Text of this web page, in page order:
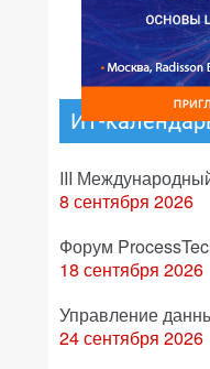
ИТ-
III
8 сентября 2026
Форум
18 сентября 2026
Управление
24 сентября 2026